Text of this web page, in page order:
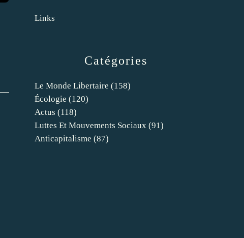
Catégories
Le Monde Libertaire (158)
Écologie (120)
Actus (118)
Luttes Et Mouvements Sociaux (91)
Anticapitalisme (87)
Links